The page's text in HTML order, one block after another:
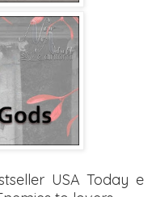
USA Today e